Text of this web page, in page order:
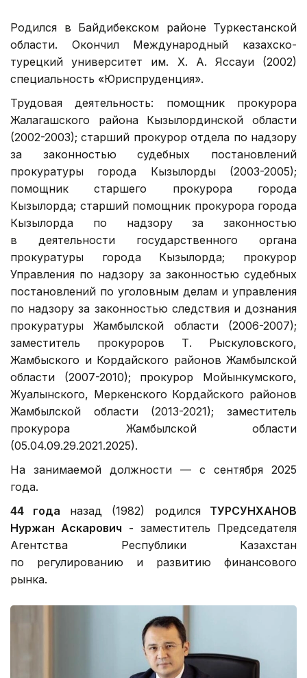
Родился в Байдибекском районе Туркестанской
области. Окончил Международный казахско-
турецкий университет им. Х. А. Яссауи (2002)
специальность «Юриспруденция».
Трудовая деятельность: помощник прокурора
Жалагашского района Кызылординской области
(2002-2003); старший прокурор отдела по надзору
за законностью судебных постановлений
прокуратуры города Кызылорды (2003-2005);
помощник старшего прокурора города
Кызылорда; старший помощник прокурора города
Кызылорда по надзору за законностью
в деятельности государственного органа
прокуратуры города Кызылорда; прокурор
Управления по надзору за законностью судебных
постановлений по уголовным делам и управления
по надзору за законностью следствия и дознания
прокуратуры Жамбылской области (2006-2007);
заместитель прокуроров Т. Рыскуловского,
Жамбыского и Кордайского районов Жамбылской
области (2007-2010); прокурор Мойынкумского,
Жуалынского, Меркенского Кордайского районов
Жамбылской области (2013-2021); заместитель
прокурора Жамбылской области
(05.04.09.29.2021.2025).
На занимаемой должности — с сентября 2025
года.
44 года назад (1982) родилсяТУРСУНХАНОВ
Нуржан Аскарович - заместитель Председателя
Агентства Республики Казахстан
по регулированию и развитию финансового
рынка.